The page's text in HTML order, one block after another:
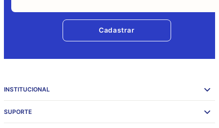
Cadastrar
INSTITUCIONAL
SUPORTE